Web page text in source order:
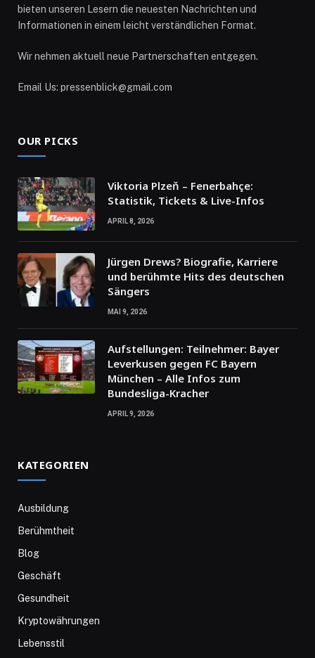
bieten unseren Lesern die neuesten Nachrichten und
Informationen in einem leicht verständlichen Format.
Wir nehmen aktuell neue Partnerschaften entgegen.
Email Us: pressenblick@gmail.com
OUR PICKS
Viktoria Plzeň – Fenerbahçe:
Statistik, Tickets & Live-Infos
APRIL 8, 2026
Jürgen Drews? Biografie, Karriere
und berühmte Hits des deutschen
Sängers
MAI 9, 2026
Aufstellungen: Teilnehmer: Bayer
Leverkusen gegen FC Bayern
München – Alle Infos zum
Bundesliga-Kracher
APRIL 9, 2026
KATEGORIEN
Ausbildung
Berühmtheit
Blog
Geschäft
Gesundheit
Kryptowährungen
Lebensstil